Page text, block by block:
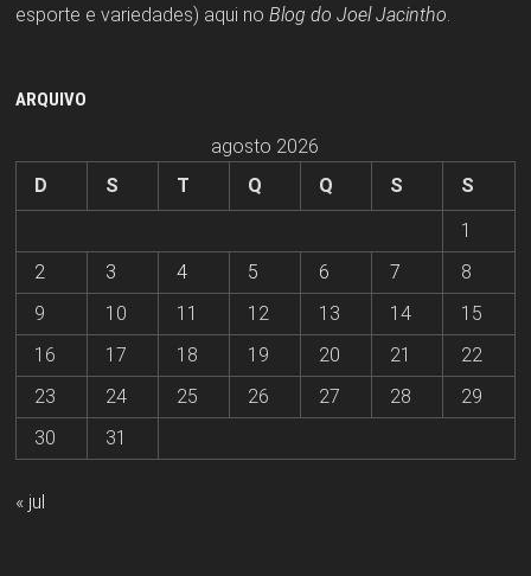
esporte e variedades) aqui no Blog do Joel Jacintho.
ARQUIVO
agosto 2026
D
S T Q Q S
S
1
2
3 4 5 6 7
8
9
10 11 12 13 14
15
16
17 18 19 20 21
22
23
24 25 26 27 28
29
30
31
« jul